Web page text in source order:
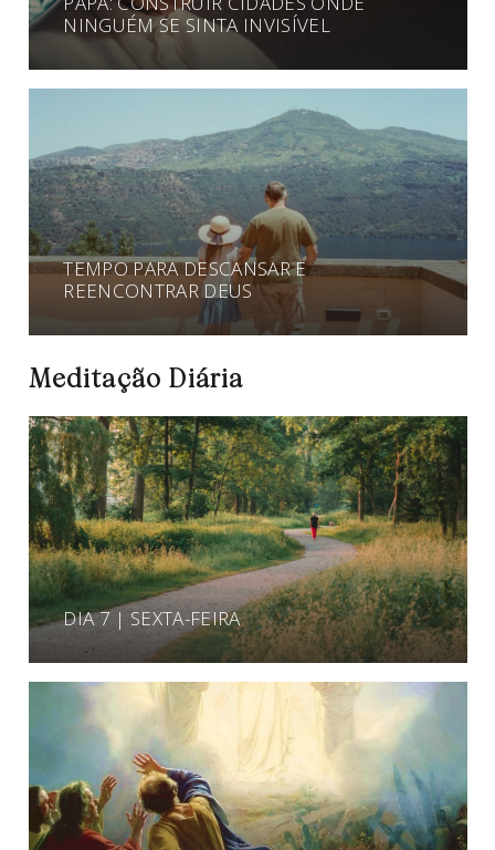
NINGUÉM SE SINTA INVISÍVEL
TEMPO PARA DESCANSAR E
REENCONTRAR DEUS
Meditação Diária
DIA 7 | SEXTA-FEIRA